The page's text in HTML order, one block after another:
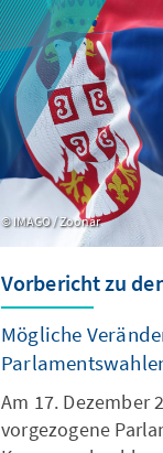
IMAGO / Zoonar
Vorbericht zu
Mögliche
Am 17. Dezember
vorgezogene